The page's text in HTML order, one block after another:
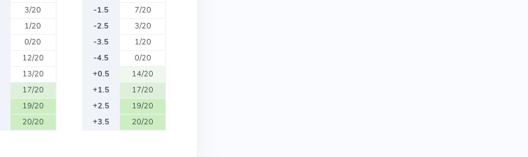
3/20
1/20
0/20
12/20
13/20
17/20
19/20
20/20
-1.5
7/20
-2.5
3/20
-3.5
1/20
-4.5
0/20
+0.5
14/20
+1.5
17/20
+2.5
19/20
+3.5
20/20